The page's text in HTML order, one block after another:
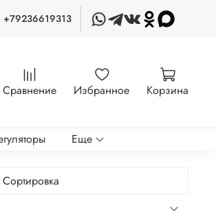
+79236619313
Сравнение Избранное Корзина
Еще